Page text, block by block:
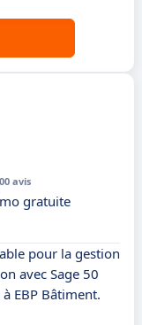
avis
gratuite
pour la gestion
avec Sage 50
EBP Bâtiment.